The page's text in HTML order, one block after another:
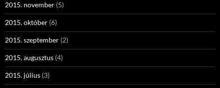
2015. november (5)
2015. október (6)
2015. szeptember (2)
2015. augusztus (4)
2015. július (3)